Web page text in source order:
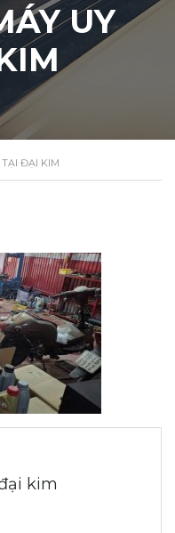
UY
TẠI ĐẠI KIM
kim